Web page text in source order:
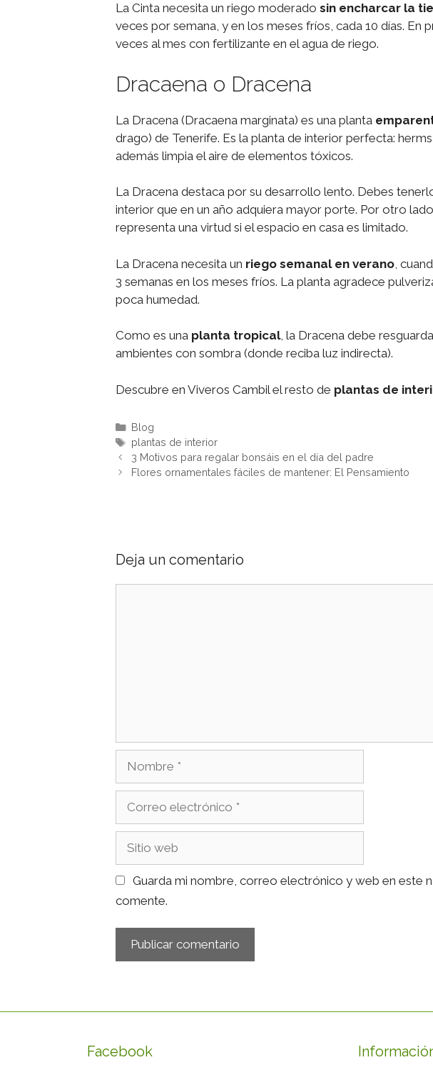
La Cinta necesita un riego moderado sin encharcar la
veces por semana, y en los meses fríos, cada 10 días. En
veces al mes con fertilizante en el agua de riego.
Dracaena o Dracena
La Dracena (Dracaena marginata) es una planta
drago) de Tenerife. Es la planta de interior perfecta:
además limpia el aire de elementos tóxicos.
La Dracena destaca por su desarrollo lento. Debes
interior que en un año adquiera mayor porte. Por otro
representa una virtud si el espacio en casa es limitado.
La Dracena necesita un riego semanal en verano ,
3 semanas en los meses fríos. La planta agradece
poca humedad.
Como es una planta tropical, la Dracena debe
ambientes con sombra (donde reciba luz indirecta).
Descubre en Viveros Cambil el resto de plantas de
Categorías
Blog
Etiquetas
plantas de interior
Navegación
de
3 Motivos para regalar bonsáis en el día del padre
Flores ornamentales fáciles de mantener: El Pensamiento
Deja un comentario
electrónico
web
Guarda mi nombre, correo electrónico y web en este
comente.
Facebook